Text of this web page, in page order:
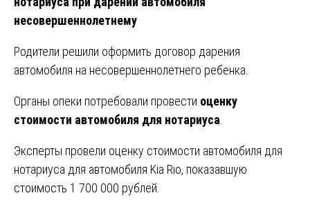
несовершеннолетнему
Родители решили оформить договор дарения
автомобиля на несовершеннолетнего ребенка.
Органы опеки потребовали провести оценку
стоимости автомобиля для нотариуса
Эксперты провели оценку стоимости автомобиля для
нотариуса для автомобиля Kia Rio, показавшую
стоимость 1 700 000 рублей.